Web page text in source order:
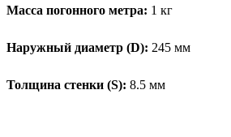
Масса погонного метра: 1 кг
Наружный диаметр (D): 245 мм
Толщина стенки (S): 8.5 мм